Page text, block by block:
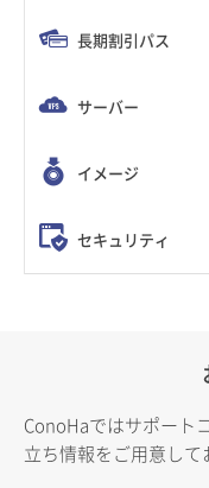
長期割引パス
サーバー
イメージ
セキュリティ
ConoHaではサポート
立ち情報をご用意して